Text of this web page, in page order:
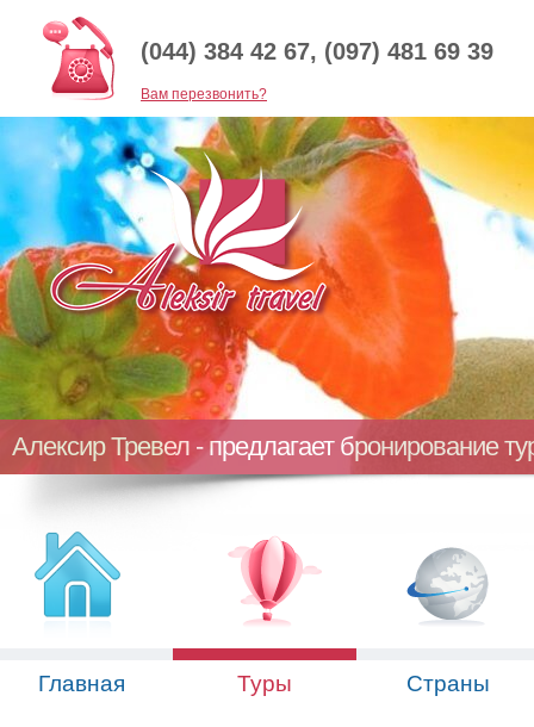
(044) 384 42 67, (097) 481 69 39
Baм перезвонить?
Алексир Тревел - предлагает бронирование
Главная Туры Страны